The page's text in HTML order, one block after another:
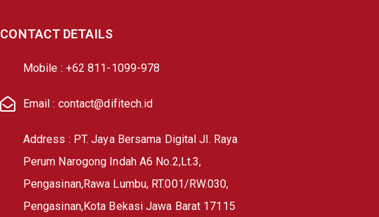
CONTACT DETAILS
Mobile : +62 811-1099-978
Email : contact@difitech.id
Address : PT. Jaya Bersama Digital Jl. Raya
Perum Narogong Indah A6 No.2,Lt.3,
Pengasinan,Rawa Lumbu, RT.001/RW.030,
Pengasinan,Kota Bekasi Jawa Barat 17115